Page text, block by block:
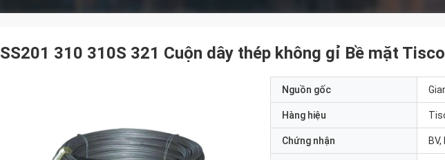
SS201 310 310S 321 Cuộn dây thép không gỉ Bề mặt
Nguồn gốc
Hàng hiệu
Chứng nhận BV,